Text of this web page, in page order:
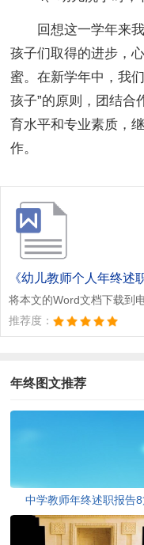
回想这一学年来
孩子们取得的进步，
蜜。在新学年中，我
孩子”的原则，团结合
育水平和专业素质，
作。
《幼儿教师个人年终述
将本文的Word文档下载到
推荐度：
年终图文推荐
中学教师年终述职报告